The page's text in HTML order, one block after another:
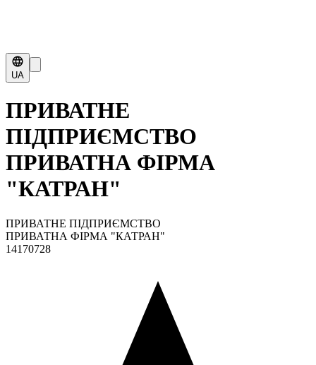
UA
ПРИВАТНЕ
ПІДПРИЄМСТВО
ПРИВАТНА ФІРМА
"КАТРАН"
ПРИВАТНЕ ПІДПРИЄМСТВО
ПРИВАТНА ФІРМА "КАТРАН"
14170728